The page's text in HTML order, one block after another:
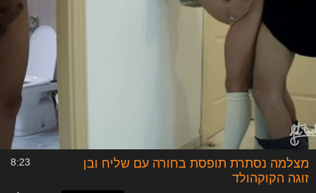
מצלמה נסתרת תופסת בחורה עם שליח ובן
זוגה הקוקהולד
8:23